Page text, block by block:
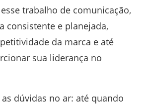
trabalho de comunicação,
consistente e planejada,
da marca e até
sua liderança no
dúvidas no ar: até quando